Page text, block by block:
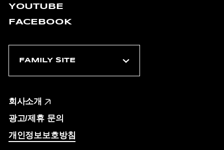
YOUTUBE
FACEBOOK
회사소개
광고/제휴 문의
개인정보보호방침